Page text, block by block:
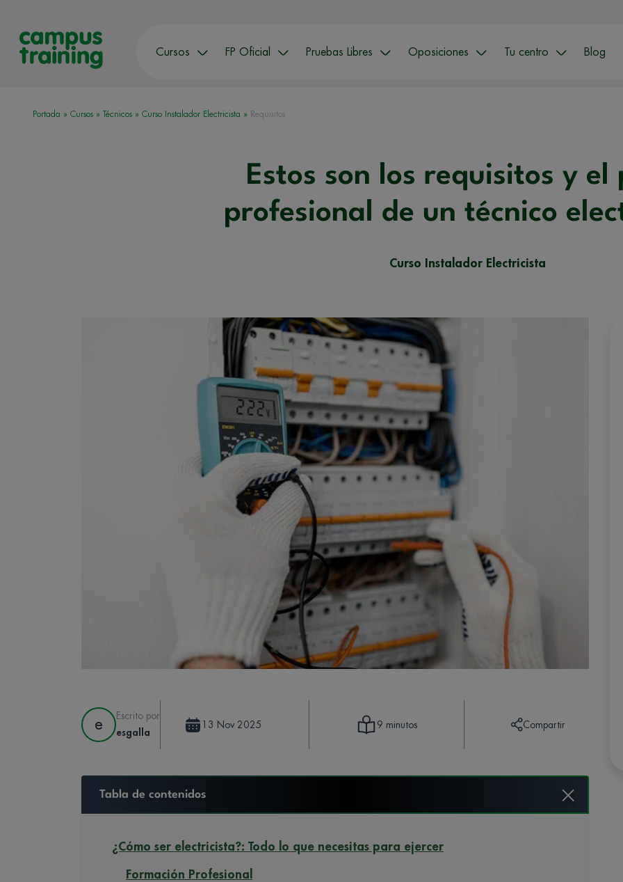
Cursos FP Oficial Pruebas Libres Oposiciones Tu centro Blog
Portada » Cursos » Técnicos » Curso Instalador Electricista » Requisitos
Estos son los requisitos y el
profesional de un técnico
Curso Instalador Electricista
e
Escrito por
esgalla
13 Nov 2025 9 minutos Compartir
Tabla de contenidos
¿Cómo ser electricista?: Todo lo que necesitas para ejercer
Formación Profesional